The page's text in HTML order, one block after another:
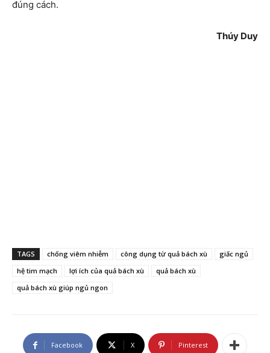
đúng cách.
Thúy Duy
TAGS chống viêm nhiễm công dụng từ quả bách xù
giấc ngủ
hệ tim mạch
lợi ích của quả bách xù
quả bách xù
quả bách xù giúp ngủ ngon
Facebook X Pinterest